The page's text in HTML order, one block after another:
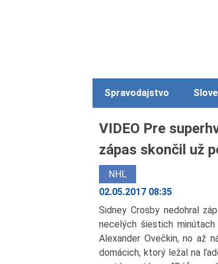
Spravodajstvo
VIDEO Pre
zápas skončil už
NHL
02.05.2017 08:35
Sidney Crosby nedohral
necelých šiestich
Alexander Ovečkin, no až
domácich, ktorý ležal na